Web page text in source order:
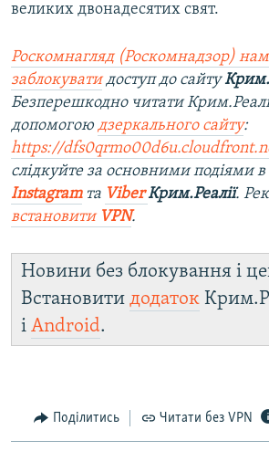
великих двонадесятих свят.
Роскомнагляд (Роскомнадзор)
заблокуватидоступ до сайту
Безперешкодно читати
допомогою дзеркального сайту:
https://
слідкуйте за основними подіями в
Instagramта ViberКрим.Реалії. Ре
встановити VPN.
Новини без блокування і
Встановити додаток
і Android.
Поділитись Читати без VPN